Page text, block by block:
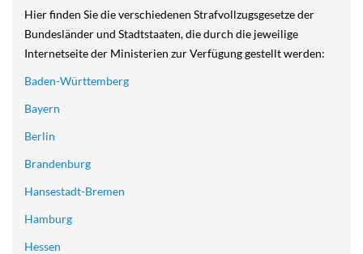
Hier finden Sie die verschiedenen Strafvollzugsgesetze der
Bundesländer und Stadtstaaten, die durch die jeweilige
Internetseite der Ministerien zur Verfügung gestellt werden:
Baden-Württemberg
Bayern
Berlin
Brandenburg
Hansestadt-Bremen
Hamburg
Hessen